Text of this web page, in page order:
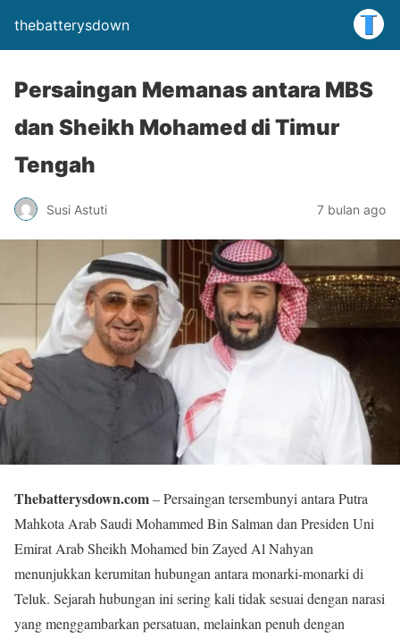
thebatterysdown
Persaingan Memanas antara MBS
dan Sheikh Mohamed di Timur
Tengah
Susi Astuti 7 bulan ago
Thebatterysdown.com– Persaingan tersembunyi antara Putra
Mahkota Arab Saudi Mohammed Bin Salman dan Presiden Uni
Emirat Arab Sheikh Mohamed bin Zayed Al Nahyan
menunjukkan kerumitan hubungan antara monarki-monarki di
Teluk. Sejarah hubungan ini sering kali tidak sesuai dengan narasi
yang menggambarkan persatuan, melainkan penuh dengan